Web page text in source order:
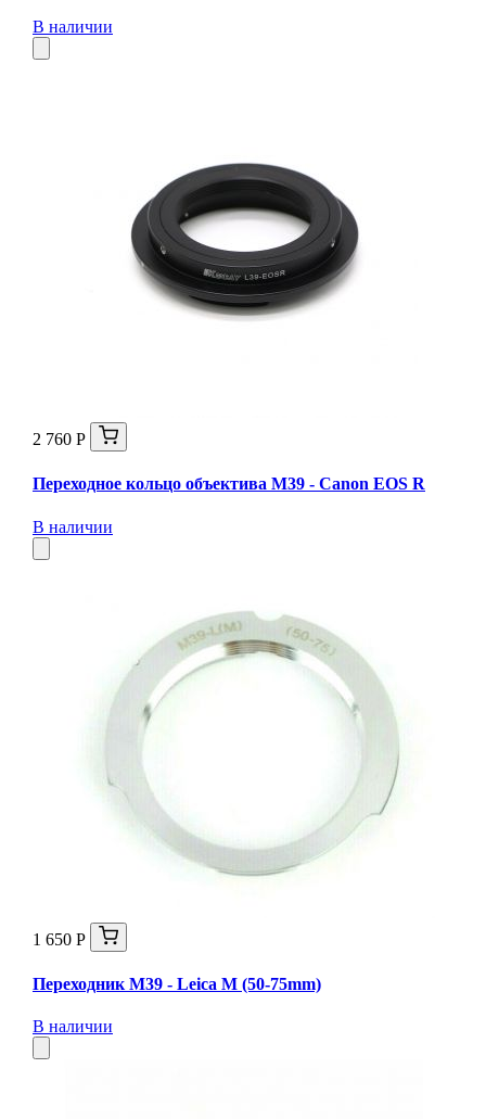
В наличии
2 760 Р
Переходное кольцо объектива M39 - Canon EOS R
В наличии
1 650 Р
Переходник M39 - Leica M (50-75mm)
В наличии